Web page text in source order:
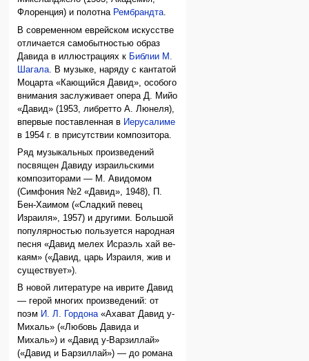
Флоренция) и полотна Рембрандта.
В современном еврейском искусстве
отличается самобытностью образ
Давида в иллюстрациях к Библии М.
Шагала . В музыке, наряду с кантатой
Моцарта «Кающийся Давид», особого
внимания заслуживает опера Д. Мийо
«Давид» (1953, либретто А. Люнеля),
впервые поставленная в Иерусалиме
в 1954 г. в присутствии композитора.
Ряд музыкальных произведений
посвящен Давиду израильскими
композиторами — М. Авидомом
(Симфония №2 «Давид», 1948), П.
Бен-Хаимом («Сладкий певец
Израиля», 1957) и другими. Большой
популярностью пользуется народная
песня «Давид мелех Исраэль хай ве-
каям» («Давид, царь Израиля, жив и
существует»).
В новой литературе на иврите Давид
— герой многих произведений: от
поэм И. Л. Гордона«Ахават Давид у-
Михаль» («Любовь Давида и
Михаль») и «Давид у-Варзиллай»
(«Давид и Барзиллай») — до романа